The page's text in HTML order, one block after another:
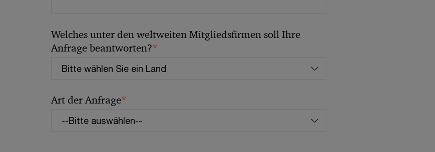
Welches unter den weltweiten Mitgliedsfirmen soll Ihre
Anfrage beantworten?*
Art der Anfrage*